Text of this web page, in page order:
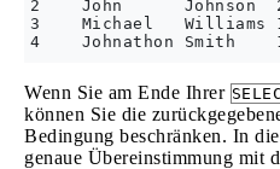
2    John      Johnson
3    Michael
Wenn Sie am Ende Ihrer
können Sie die
Bedingung beschränken. In
genaue Übereinstimmung mit